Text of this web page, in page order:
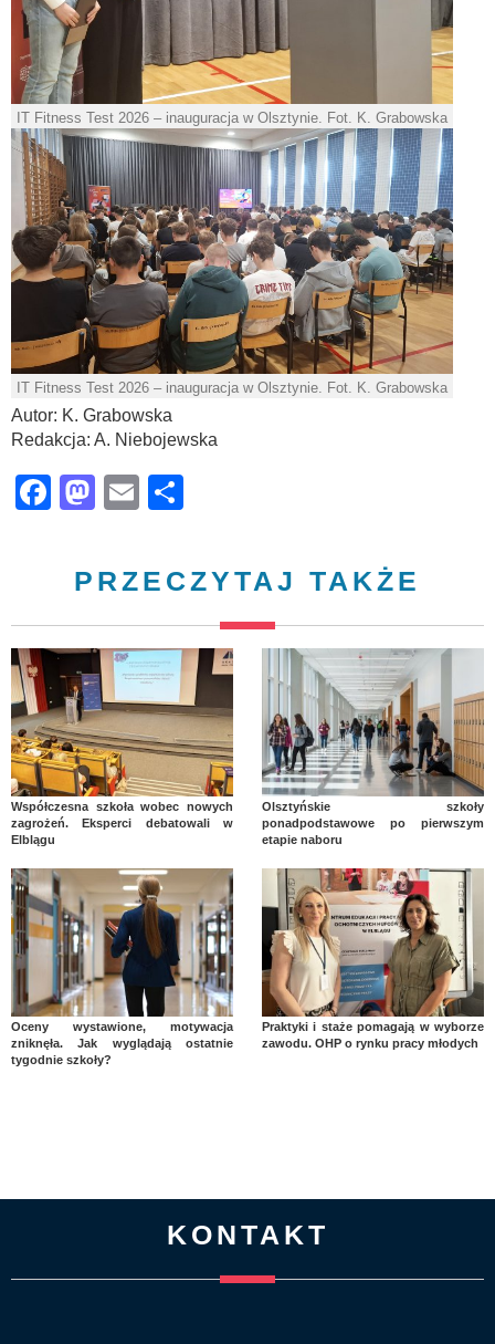
IT Fitness Test 2026 – inauguracja w Olsztynie. Fot. K. Grabowska
IT Fitness Test 2026 – inauguracja w Olsztynie. Fot. K. Grabowska
Autor: K. Grabowska
Redakcja: A. Niebojewska
Facebook
Mastodon
Email
PRZECZYTAJ TAKŻE
Współczesna szkoła wobec nowych
zagrożeń. Eksperci debatowali w
Elblągu
Olsztyńskie szkoły
ponadpodstawowe po pierwszym
etapie naboru
Oceny wystawione, motywacja
zniknęła. Jak wyglądają ostatnie
tygodnie szkoły?
Praktyki i staże pomagają w wyborze
zawodu. OHP o rynku pracy młodych
KONTAKT